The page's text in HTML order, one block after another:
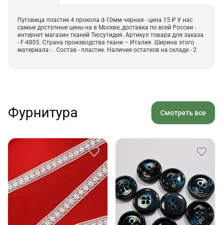
Пуговица пластик 4 прокола d-10мм черная - цена 15 ₽ У нас
самые доступные цены на в Москве, доставка по всей России -
интернет магазин тканей Тессутидея. Артикул товара для заказа
- F-4805. Страна производства ткани – Италия. Ширина этого
материала - . Состав - пластик. Наличие остатков на складе - 2
Фурнитура Смотреть все